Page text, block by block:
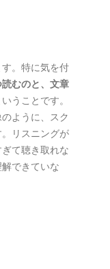
。特に気を付
むのと、文章
いうことです。
ように、スク
リスニングが
て聴き取れな
できていな